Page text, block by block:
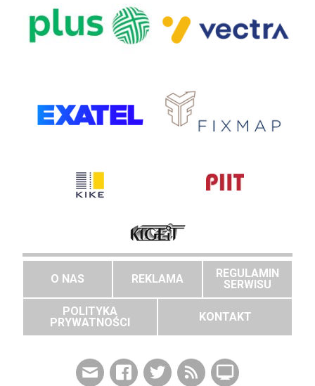
O NAS REKLAMA
REGULAMIN
SERWISU
POLITYKA
PRYWATNOŚCI
KONTAKT